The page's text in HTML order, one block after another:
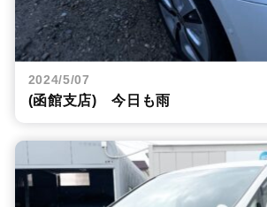
2024/5/07
(函館支店) 今日も雨